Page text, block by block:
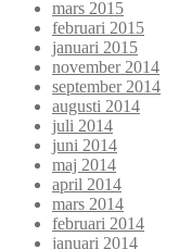
mars 2015
februari 2015
januari 2015
november 2014
september 2014
augusti 2014
juli 2014
juni 2014
maj 2014
april 2014
mars 2014
februari 2014
januari 2014